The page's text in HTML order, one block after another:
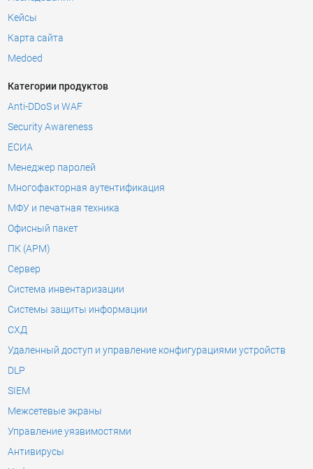
Кейсы
Карта сайта
Medoed
Категории продуктов
Anti-DDoS и WAF
Security Awareness
ЕСИА
Менеджер паролей
Многофакторная аутентификация
МФУ и печатная техника
Офисный пакет
ПК (АРМ)
Сервер
Система инвентаризации
Системы защиты информации
СХД
Удаленный доступ и управление конфигурациями устройств
DLP
SIEM
Межсетевые экраны
Управление уязвимостями
Антивирусы